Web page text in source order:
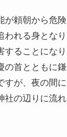
が頼朝から危
われる身とな
することになり
の首とともに
すが、夜の間
社の辺りに流